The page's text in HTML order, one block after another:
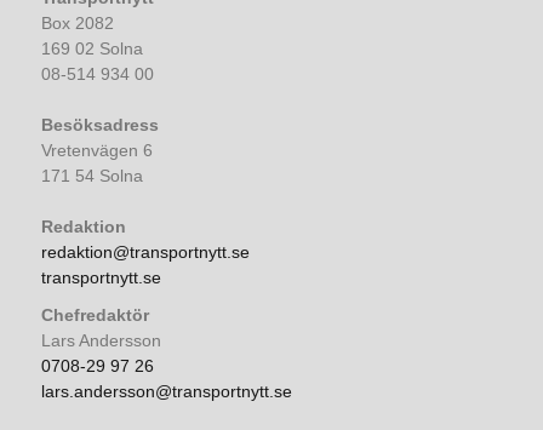
Box 2082
169 02 Solna
08-514 934 00
Besöksadress
Vretenvägen 6
171 54 Solna
Redaktion
redaktion@transportnytt.se
transportnytt.se
Chefredaktör
Lars Andersson
0708-29 97 26
lars.andersson@transportnytt.se